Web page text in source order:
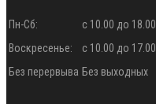
Пн-Сб:
с 10.00 до 18.00
Воскресенье:
с 10.00 до 17.00
Без перервыва Без выходных